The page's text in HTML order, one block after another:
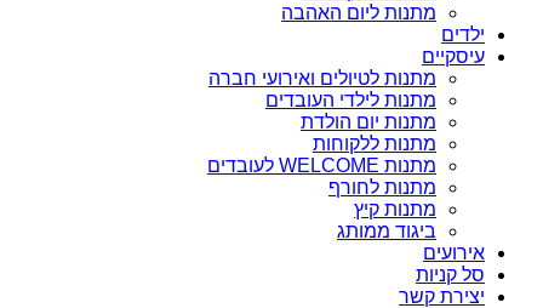
מתנות ליום האהבה
ילדים
עיסקיים
מתנות לטיולים ואירועי חברה
מתנות לילדי העובדים
מתנות יום הולדת
מתנות ללקוחות
מתנות WELCOME לעובדים
מתנות לחורף
מתנות קיץ
ביגוד ממותג
אירועים
סל קניות
יצירת קשר